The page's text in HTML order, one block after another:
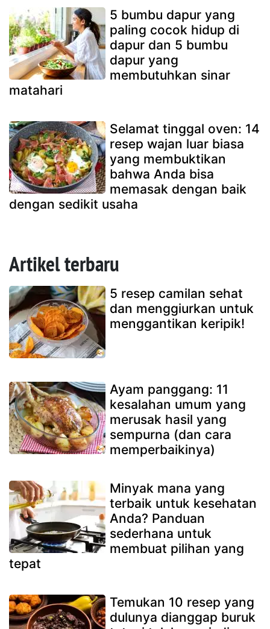
5 bumbu dapur yang
paling cocok hidup di
dapur dan 5 bumbu
dapur yang
membutuhkan sinar
matahari
Selamat tinggal oven: 14
resep wajan luar biasa
yang membuktikan
bahwa Anda bisa
memasak dengan baik
dengan sedikit usaha
Artikel terbaru
5 resep camilan sehat
dan menggiurkan untuk
menggantikan keripik!
Ayam panggang: 11
kesalahan umum yang
merusak hasil yang
sempurna (dan cara
memperbaikinya)
Minyak mana yang
terbaik untuk kesehatan
Anda? Panduan
sederhana untuk
membuat pilihan yang
tepat
Temukan 10 resep yang
dulunya dianggap buruk